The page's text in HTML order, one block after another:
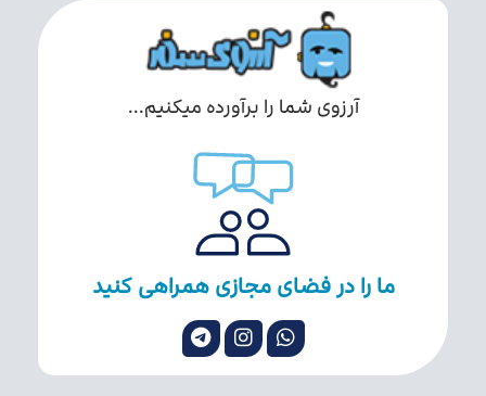
آرزوی شما را برآورده میکنیم...
ما را در فضای مجازی همراهی کنید